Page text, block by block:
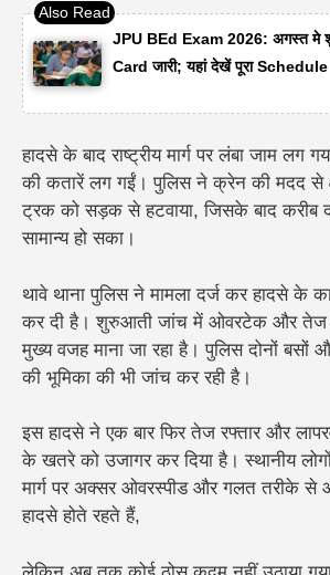
JPU BEd Exam 2026: अगस्त मे शुरू
Card जारी; यहां देखें पूरा Schedule
हादसे के बाद राष्ट्रीय मार्ग पर लंबा जाम लग
की कतारें लग गईं। पुलिस ने क्रेन की मदद से
ट्रक को सड़क से हटवाया, जिसके बाद करीब
सामान्य हो सका।
थावे थाना पुलिस ने मामला दर्ज कर हादसे के
कर दी है। शुरुआती जांच में ओवरटेक और तेज
मुख्य वजह माना जा रहा है। पुलिस दोनों
की भूमिका की भी जांच कर रही है।
इस हादसे ने एक बार फिर तेज रफ्तार और
के खतरे को उजागर कर दिया है। स्थानीय
मार्ग पर अक्सर ओवरस्पीड और गलत तरीके
हादसे होते रहते हैं,